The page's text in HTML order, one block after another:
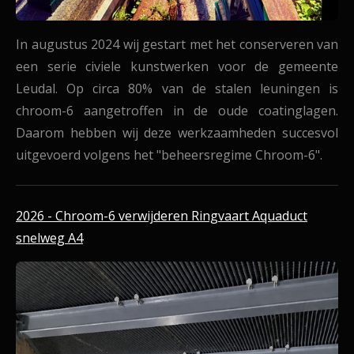
In augustus 2024 wij gestart met het conserveren van
een serie civiele kunstwerken voor de gemeente
Leudal. Op circa 80% van de stalen leuningen is
chroom-6 aangetroffen in de oude coatinglagen.
Daarom hebben wij deze werkzaamheden succesvol
uitgevoerd volgens het "beheersregime Chroom-6".
2026 - Chroom-6 verwijderen Ringvaart Aquaduct
snelweg A4